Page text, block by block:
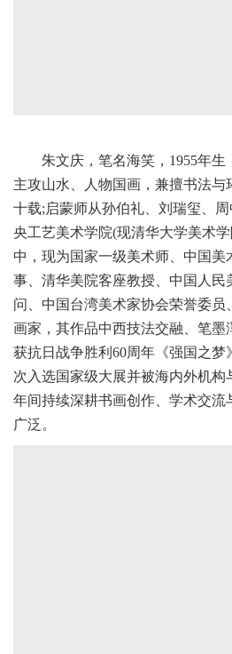
朱文庆，笔名海笑，1955年生
主攻山水、人物国画，兼擅书法与
十载;启蒙师从孙伯礼、刘瑞玺、
央工艺美术学院(现清华大学美术
中，现为国家一级美术师、中国美
事、清华美院客座教授、中国人民
问、中国台湾美术家协会荣誉委员
画家，其作品中西技法交融、笔墨
获抗日战争胜利60周年《强国之梦
次入选国家级大展并被海内外机
年间持续深耕书画创作、学术交流
广泛。